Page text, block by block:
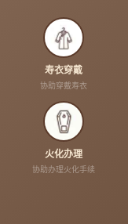
寿衣穿戴
协助穿戴寿衣
火化办理
协助办理火化手续